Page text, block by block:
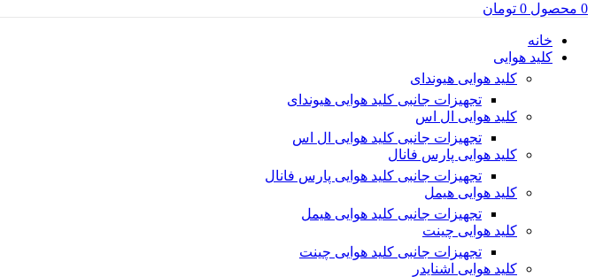
0 محصول 0 تومان
خانه
کلید هوایی
کلید هوایی هیوندای
تجهیزات جانبی کلید هوایی هیوندای
کلید هوایی ال اس
تجهیزات جانبی کلید هوایی ال اس
کلید هوایی پارس فانال
تجهیزات جانبی کلید هوایی پارس فانال
کلید هوایی هیمل
تجهیزات جانبی کلید هوایی هیمل
کلید هوایی چینت
تجهیزات جانبی کلید هوایی چینت
کلید هوایی اشنایدر